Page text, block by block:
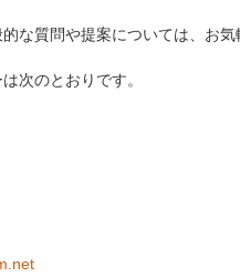
な質問や提案については、お気
次のとおりです。